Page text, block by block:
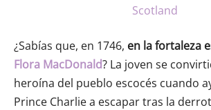
Scotland
¿Sabías que, en 1746, en la fortaleza
Flora MacDonald? La joven se
heroína del pueblo escocés cuando
Prince Charlie a escapar tras la